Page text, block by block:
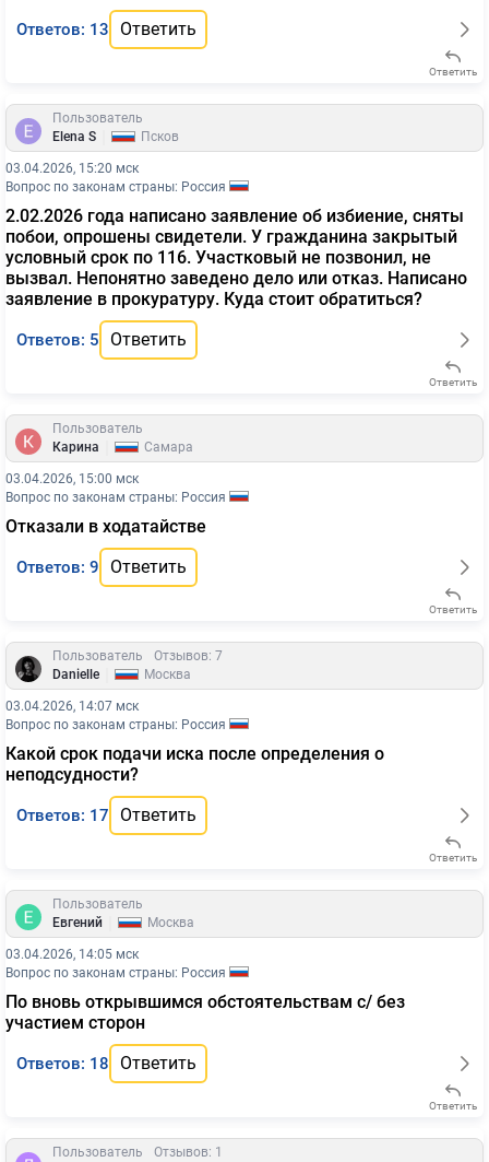
Ответов: 13 Ответить
Ответить
Пользователь
Elena S
Псков
03.04.2026, 15:20 мск
Вопрос по законам страны: Россия
2.02.2026 года написано заявление об избиение, сняты
побои, опрошены свидетели. У гражданина закрытый
условный срок по 116. Участковый не позвонил, не
вызвал. Непонятно заведено дело или отказ. Написано
заявление в прокуратуру. Куда стоит обратиться?
Ответов: 5 Ответить
Ответить
Пользователь
Карина
Самара
03.04.2026, 15:00 мск
Вопрос по законам страны: Россия
Отказали в ходатайстве
Ответов: 9 Ответить
Ответить
Пользователь
Отзывов: 7
Danielle
Москва
03.04.2026, 14:07 мск
Вопрос по законам страны: Россия
Какой срок подачи иска после определения о
неподсудности?
Ответов: 17 Ответить
Ответить
Пользователь
Евгений
Москва
03.04.2026, 14:05 мск
Вопрос по законам страны: Россия
По вновь открывшимся обстоятельствам с/ без
участием сторон
Ответов: 18 Ответить
Ответить
Пользователь
Отзывов: 1